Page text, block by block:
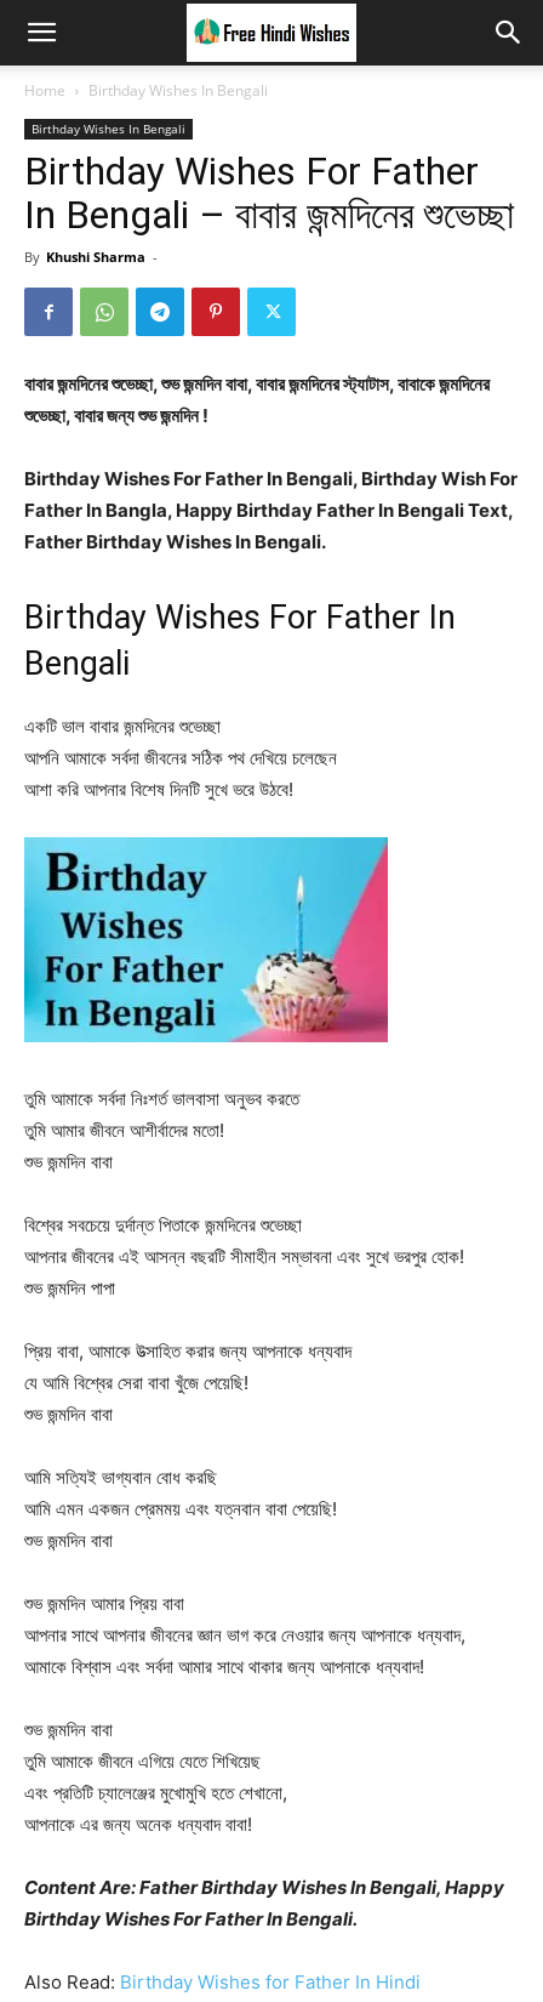
Home Birthday Wishes In Bengali
Birthday Wishes In Bengali
Birthday Wishes For Father
In Bengali – বাবার জন্মদিনের শুভেচ্ছা
By Khushi Sharma -
বাবার জন্মদিনের শুভেচ্ছা, শুভ জন্মদিন বাবা, বাবার জন্মদিনের স্ট্যাটাস, বাবাকে জন্মদিনের
শুভেচ্ছা, বাবার জন্য শুভ জন্মদিন !
Birthday Wishes For Father In Bengali, Birthday Wish For
Father In Bangla, Happy Birthday Father In Bengali Text,
Father Birthday Wishes In Bengali.
Birthday Wishes For Father In
Bengali
একটি ভাল বাবার জন্মদিনের শুভেচ্ছা
আপনি আমাকে সর্বদা জীবনের সঠিক পথ দেখিয়ে চলেছেন
আশা করি আপনার বিশেষ দিনটি সুখে ভরে উঠবে!
তুমি আমাকে সর্বদা নিঃশর্ত ভালবাসা অনুভব করতে
তুমি আমার জীবনে আশীর্বাদের মতো!
শুভ জন্মদিন বাবা
বিশ্বের সবচেয়ে দুর্দান্ত পিতাকে জন্মদিনের শুভেচ্ছা
আপনার জীবনের এই আসন্ন বছরটি সীমাহীন সম্ভাবনা এবং সুখে ভরপুর হোক!
শুভ জন্মদিন পাপা
প্রিয় বাবা, আমাকে উত্সাহিত করার জন্য আপনাকে ধন্যবাদ
যে আমি বিশ্বের সেরা বাবা খুঁজে পেয়েছি!
শুভ জন্মদিন বাবা
আমি সত্যিই ভাগ্যবান বোধ করছি
আমি এমন একজন প্রেমময় এবং যত্নবান বাবা পেয়েছি!
শুভ জন্মদিন বাবা
শুভ জন্মদিন আমার প্রিয় বাবা
আপনার সাথে আপনার জীবনের জ্ঞান ভাগ করে নেওয়ার জন্য আপনাকে ধন্যবাদ,
আমাকে বিশ্বাস এবং সর্বদা আমার সাথে থাকার জন্য আপনাকে ধন্যবাদ!
শুভ জন্মদিন বাবা
তুমি আমাকে জীবনে এগিয়ে যেতে শিখিয়েছ
এবং প্রতিটি চ্যালেঞ্জের মুখোমুখি হতে শেখানো,
আপনাকে এর জন্য অনেক ধন্যবাদ বাবা!
Content Are: Father Birthday Wishes In Bengali, Happy
Birthday Wishes For Father In Bengali.
Also Read: Birthday Wishes for Father In Hindi